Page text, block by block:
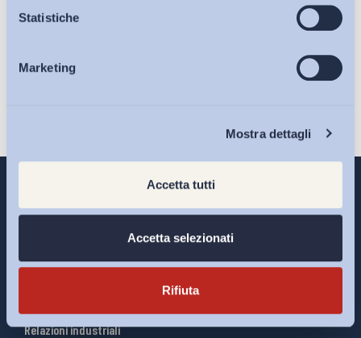
Statistiche
Marketing
Mostra dettagli
Accetta tutti
Accetta selezionati
Rifiuta
Osservatori
Eventi
sulla pagina della
Infografiche
Relazioni industriali